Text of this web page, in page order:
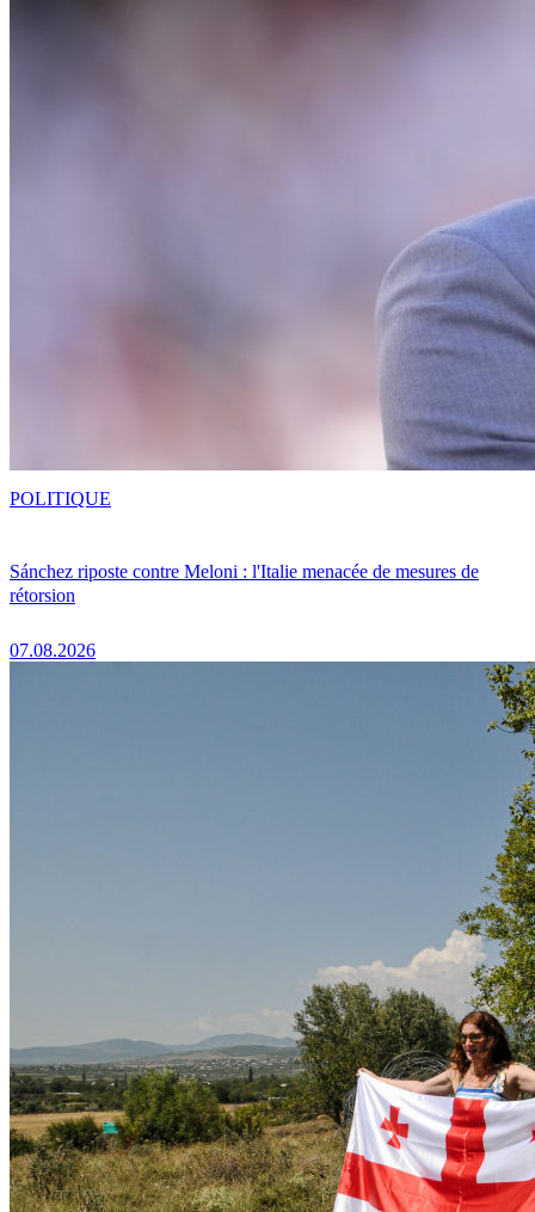
Sánchez riposte contre Meloni : l'Italie menacée de mesures de
rétorsion
07.08.2026
POLITIQUE